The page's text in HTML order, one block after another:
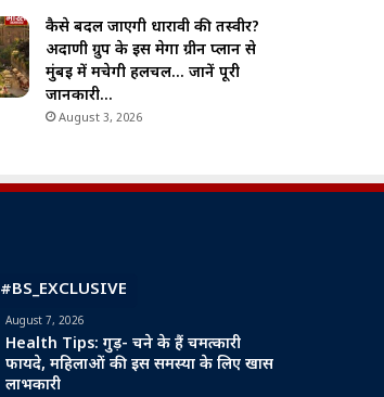
कैसे बदल जाएगी धारावी की तस्वीर?
अदाणी ग्रुप के इस मेगा ग्रीन प्लान से
मुंबई में मचेगी हलचल… जानें पूरी
जानकारी…
August 3, 2026
#BS_EXCLUSIVE
August 7, 2026
Health Tips: गुड़- चने के हैं चमत्कारी
फायदे, महिलाओं की इस समस्या के लिए खास
लाभकारी